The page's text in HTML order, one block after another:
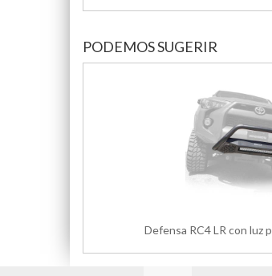
PODEMOS SUGERIR
Defensa RC4 LR con luz